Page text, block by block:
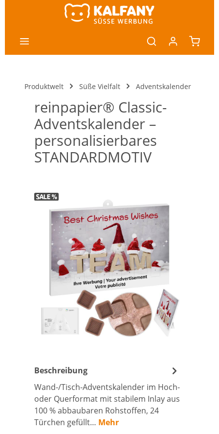
Produktwelt Süße Vielfalt Adventskalender
reinpapier® Classic-
Adventskalender –
personalisierbares
STANDARDMOTIV
Bildergalerie überspringen
Beschreibung
Wand-/Tisch-Adventskalender im Hoch-
oder Querformat mit stabilem Inlay aus
100 % abbaubaren Rohstoffen, 24
Türchen gefüllt… Mehr